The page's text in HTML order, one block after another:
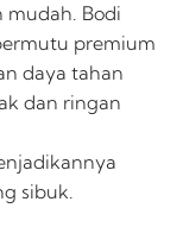
Bodi
premium
daya tahan
dan ringan
sibuk.